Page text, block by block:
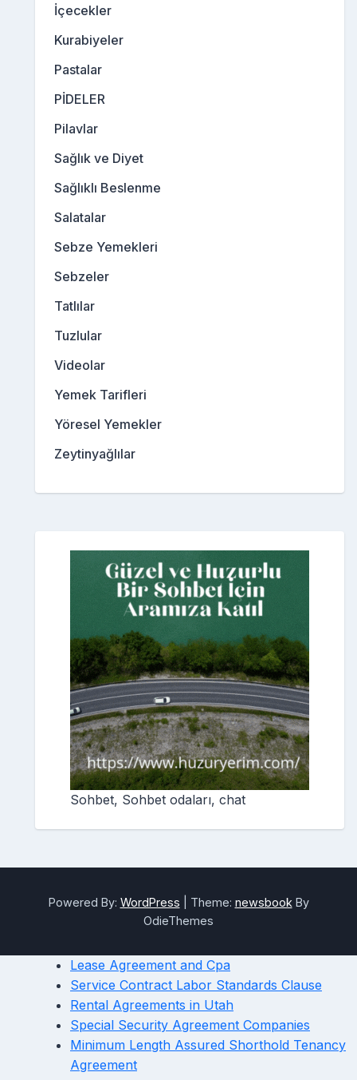
İçecekler
Kurabiyeler
Pastalar
PİDELER
Pilavlar
Sağlık ve Diyet
Sağlıklı Beslenme
Salatalar
Sebze Yemekleri
Sebzeler
Tatlılar
Tuzlular
Videolar
Yemek Tarifleri
Yöresel Yemekler
Zeytinyağlılar
Sohbet, Sohbet odaları, chat
Powered By: WordPress Theme: newsbook By
OdieThemes
Lease Agreement and Cpa
Service Contract Labor Standards Clause
Rental Agreements in Utah
Special Security Agreement Companies
Minimum Length Assured Shorthold Tenancy
Agreement